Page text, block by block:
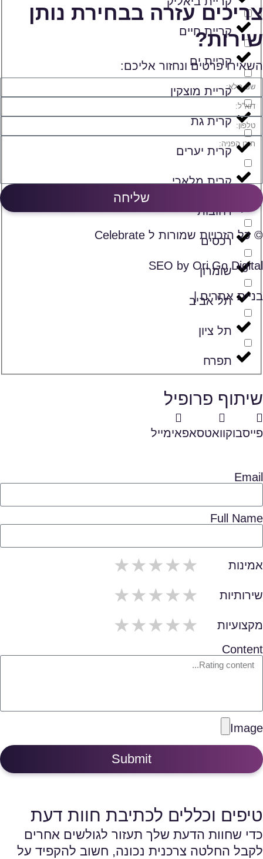
קריית חיים
קריית ים
קריית מוצקין
קרית גת
קרית יערים
קרית מלאכי
רחובות
רכסים
שומרון
תל אביב
תל ציון
תפרח
צריכים עזרה בבחירת נותן
שירות?
השאירו פרטים ונחזור אליכם:
שליחה
© כל הזכויות שמורות ל Celebrate
SEO by Ori Go Digital
בניית אתרים |
שיתוף פרופיל
פייסבוקוואטסאפאימייל
Email
Full Name
אמינות 1/span>
2/span>
3/span>
4/span>
5/span>
שירותיות 1/span>
2/span>
3/span>
4/span>
5/span>
מקצועיות 1/span>
2/span>
3/span>
4/span>
5/span>
Content
Image
Submit
טיפים וכללים לכתיבת חוות דעת
כדי שחוות הדעת שלך תעזור לגולשים אחרים
לקבל החלטה צרכנית נכונה, חשוב להקפיד על